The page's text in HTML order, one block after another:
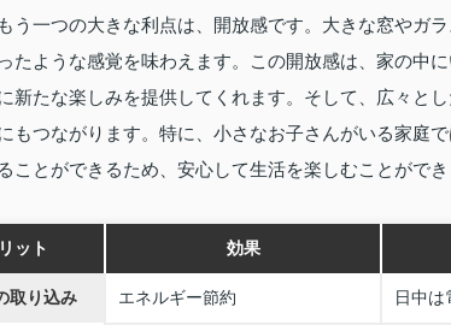
う一つの大きな利点は、開放感です。大きな窓やガ
たような感覚を味わえます。この開放感は、家の中
新たな楽しみを提供してくれます。そして、広々と
もつながります。特に、小さなお子さんがいる家庭
ことができるため、安心して生活を楽しむことができ
ット 効果
取り込み エネルギー節約 日中は